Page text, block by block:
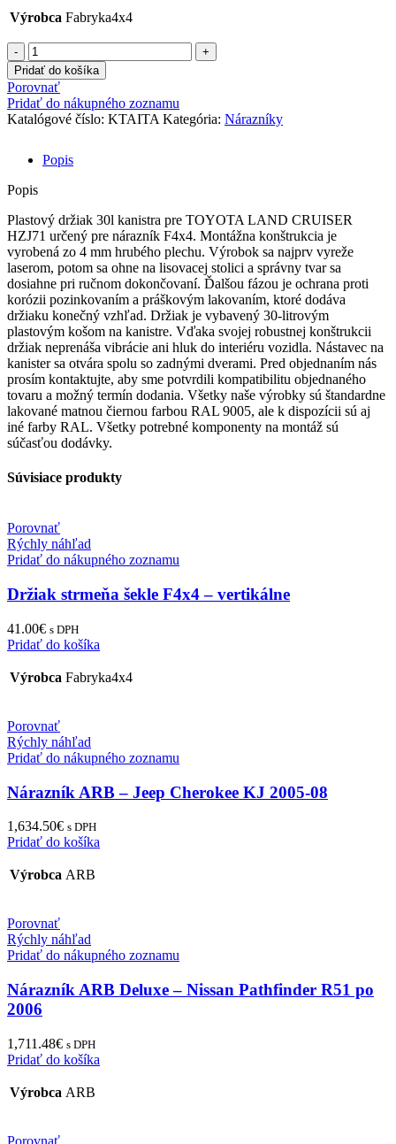
Výrobca Fabryka4x4
množstvo
DRŽIAK
PLASTOVÉHO
KANISTRA
30L
TOYOTA
CRUISER
71
07
Pridať do košíka
Porovnať
Pridať do nákupného zoznamu
Katalógové číslo: KTAITA Kategória: Nárazníky
Popis
Popis
Plastový držiak 30l kanistra pre TOYOTA LAND CRUISER
HZJ71 určený pre nárazník F4x4. Montážna konštrukcia je
vyrobená zo 4 mm hrubého plechu. Výrobok sa najprv vyreže
laserom, potom sa ohne na lisovacej stolici a správny tvar sa
dosiahne pri ručnom dokončovaní. Ďalšou fázou je ochrana proti
korózii pozinkovaním a práškovým lakovaním, ktoré dodáva
držiaku konečný vzhľad. Držiak je vybavený 30-litrovým
plastovým košom na kanistre. Vďaka svojej robustnej konštrukcii
držiak neprenáša vibrácie ani hluk do interiéru vozidla. Nástavec na
kanister sa otvára spolu so zadnými dverami. Pred objednaním nás
prosím kontaktujte, aby sme potvrdili kompatibilitu objednaného
tovaru a možný termín dodania. Všetky naše výrobky sú štandardne
lakované matnou čiernou farbou RAL 9005, ale k dispozícii sú aj
iné farby RAL. Všetky potrebné komponenty na montáž sú
súčasťou dodávky.
Súvisiace produkty
Porovnať
Rýchly náhľad
Pridať do nákupného zoznamu
Držiak strmeňa šekle F4x4 – vertikálne
41.00€ s DPH
Pridať do košíka
Výrobca Fabryka4x4
Porovnať
Rýchly náhľad
Pridať do nákupného zoznamu
Nárazník ARB – Jeep Cherokee KJ 2005-08
1,634.50€ s DPH
Pridať do košíka
Výrobca ARB
Porovnať
Rýchly náhľad
Pridať do nákupného zoznamu
Nárazník ARB Deluxe – Nissan Pathfinder R51 po
2006
1,711.48€ s DPH
Pridať do košíka
Výrobca ARB
Porovnať